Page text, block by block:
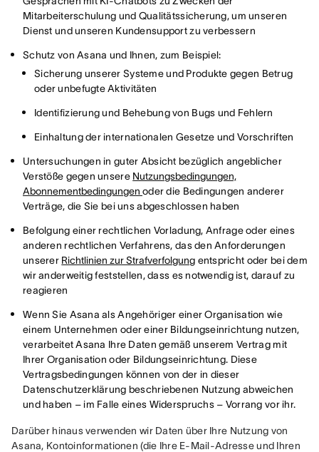
Mitarbeiterschulung und Qualitätssicherung, um unseren
Dienst und unseren Kundensupport zu verbessern
Schutz von Asana und Ihnen, zum Beispiel:
Sicherung unserer Systeme und Produkte gegen Betrug
oder unbefugte Aktivitäten
Identifizierung und Behebung von Bugs und Fehlern
Einhaltung der internationalen Gesetze und Vorschriften
Untersuchungen in guter Absicht bezüglich angeblicher
Verstöße gegen unsere Nutzungsbedingungen,
Abonnementbedingungen oder die Bedingungen anderer
Verträge, die Sie bei uns abgeschlossen haben
Befolgung einer rechtlichen Vorladung, Anfrage oder eines
anderen rechtlichen Verfahrens, das den Anforderungen
unserer Richtlinien zur Strafverfolgung entspricht oder bei dem
wir anderweitig feststellen, dass es notwendig ist, darauf zu
reagieren
Wenn Sie Asana als Angehöriger einer Organisation wie
einem Unternehmen oder einer Bildungseinrichtung nutzen,
verarbeitet Asana Ihre Daten gemäß unserem Vertrag mit
Ihrer Organisation oder Bildungseinrichtung. Diese
Vertragsbedingungen können von der in dieser
Datenschutzerklärung beschriebenen Nutzung abweichen
und haben – im Falle eines Widerspruchs – Vorrang vor ihr.
Darüber hinaus verwenden wir Daten über Ihre Nutzung von
Asana, Kontoinformationen (die Ihre E-Mail-Adresse und Ihren